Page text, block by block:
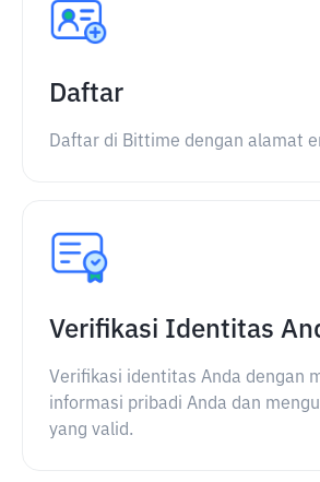
Daftar
Daftar di Bittime dengan alamat
Verifikasi Identitas
Verifikasi identitas Anda dengan
informasi pribadi Anda dan
yang valid.